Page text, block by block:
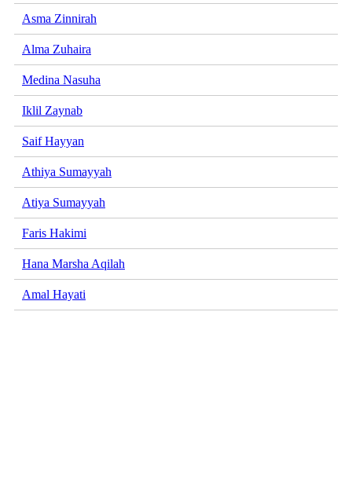
Asma Zinnirah
Alma Zuhaira
Medina Nasuha
Iklil Zaynab
Saif Hayyan
Athiya Sumayyah
Atiya Sumayyah
Faris Hakimi
Hana Marsha Aqilah
Amal Hayati